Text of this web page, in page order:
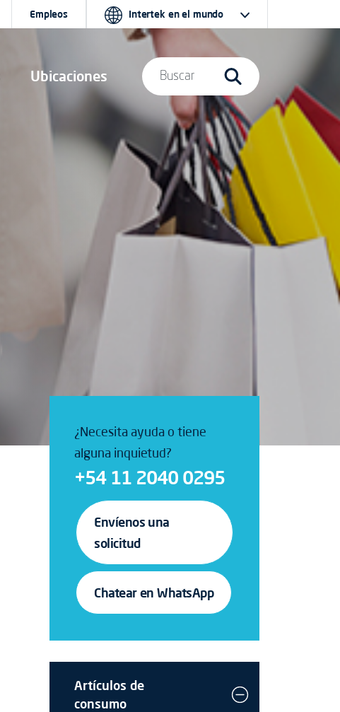
Ubicaciones
Empleos Intertek en el mundo
Buscar
¿Necesita ayuda o tiene
alguna inquietud?
+54 11 2040 0295
Envíenos una
solicitud
Chatear en WhatsApp
Artículos de
consumo